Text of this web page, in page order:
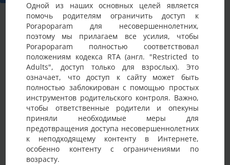
Одной из наших основных целей является
помочь родителям ограничить доступ к
Porapoparam для несовершеннолетних,
поэтому мы прилагаем все усилия, чтобы
Porapoparam полностью соответствовал
положениям кодекса RTA (англ. "Restricted to
Adults", доступ только для взрослых). Это
означает, что доступ к сайту может быть
полностью заблокирован с помощью простых
инструментов родительского контроля. Важно,
чтобы ответственные родители и опекуны
приняли необходимые меры для
предотвращения доступа несовершеннолетних
к неподходящему контенту в Интернете,
особенно контенту с ограничениями по
возрасту.
Фото Активность